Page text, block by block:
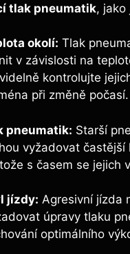
tlak pneumatik, jako
okolí: Tlak
v závislosti na
kontrolujte
při změně počasí.
pneumatik: Starší
vyžadovat častější
s časem se jejich
jízdy: Agresivní jízda
úpravy tlaku
optimálního